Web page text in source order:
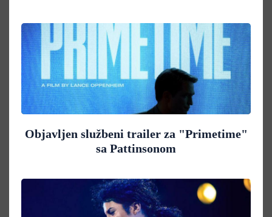
Objavljen službeni trailer za "Primetime"
sa Pattinsonom